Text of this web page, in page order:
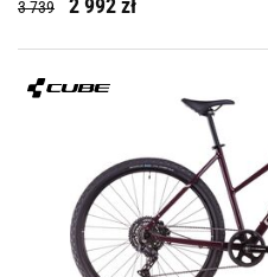
3 739 2 992 zł